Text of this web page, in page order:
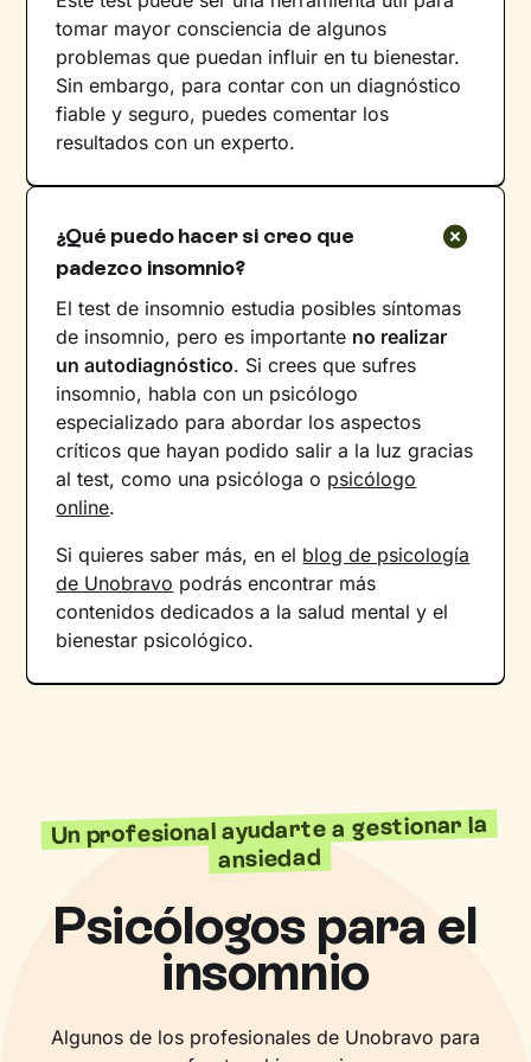
tomar mayor consciencia de algunos
problemas que puedan influir en tu bienestar.
Sin embargo, para contar con un diagnóstico
fiable y seguro, puedes comentar los
resultados con un experto.
¿Qué puedo hacer si creo que
padezco insomnio?
El test de insomnio estudia posibles síntomas
de insomnio, pero es importante no realizar
un autodiagnóstico. Si crees que sufres
insomnio, habla con un psicólogo
especializado para abordar los aspectos
críticos que hayan podido salir a la luz gracias
al test, como una psicóloga o psicólogo
online.
Si quieres saber más, en el blog de psicología
de Unobravo podrás encontrar más
contenidos dedicados a la salud mental y el
bienestar psicológico.
Un profesional ayudarte a gestionar la
ansiedad
Psicólogos para el
insomnio
Algunos de los profesionales de Unobravo para